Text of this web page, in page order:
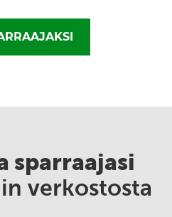
sparraajasi
verkostosta